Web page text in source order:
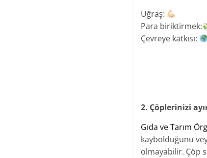
Uğraş:
Para biriktirmek​:
Çevreye katkısı:
2. Çöplerinizi
​Gıda ve Tarım
kaybolduğunu
olmayabilir. Çöp